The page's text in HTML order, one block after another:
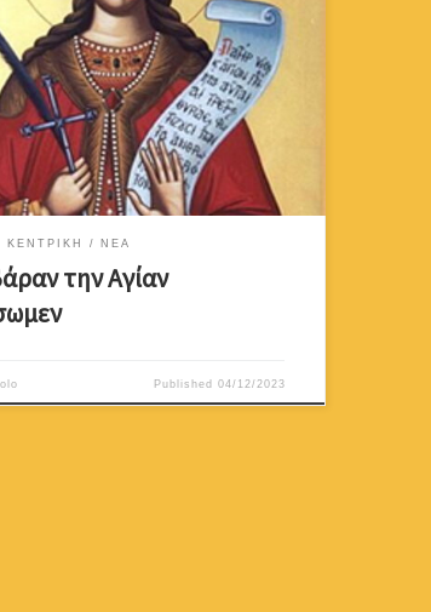
γαρ τας παγίδας συνέτριψεκαι ως
ερρύσθη εξ αυτών,βοηθεία και όπλω του
πάνσεμνος. Κοντάκιο της Αγίας
εν Τριάδι ευσεβώς
σεμνή αθλοφόρε,τα των
σεβάσματα,μέσον δε του σκάμματος,
τυράννων ου κατέπτηξας
μεγαλοφώνως κράζουσα
σέβω την μίαν […]
ΚΕΝΤΡΙΚΗ ΝΕΑ
την Αγίαν
Published 04/12/2023